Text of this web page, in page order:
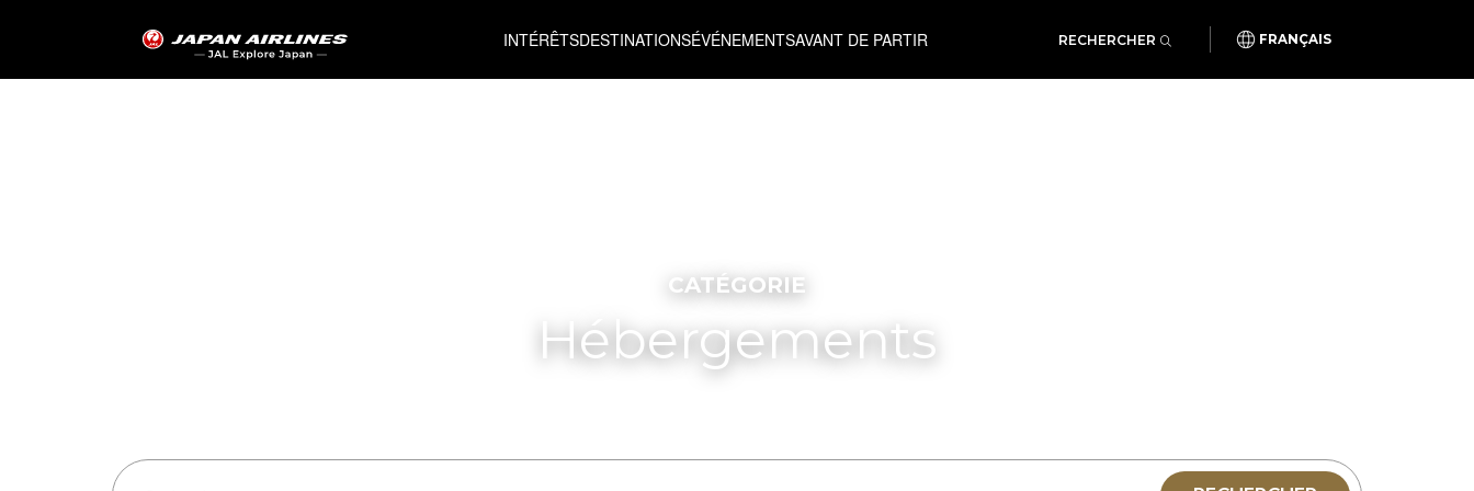
INTÉRÊTSDESTINATIONSÉVÉNEMENTSAVANT DE PARTIR RECHERCHER FRANÇAIS
CATÉGORIE
Hébergements